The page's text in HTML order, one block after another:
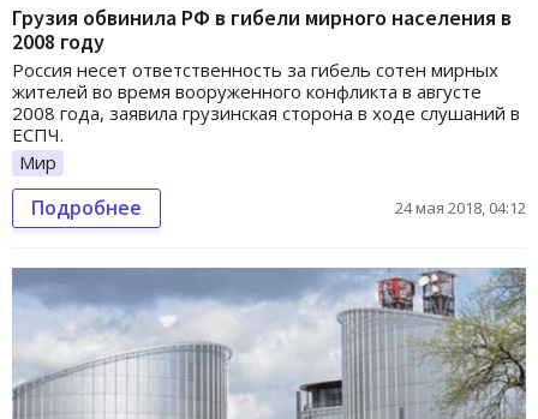
Грузия обвинила РФ в гибели мирного населения в
2008 году
Россия несет ответственность за гибель сотен мирных
жителей во время вооруженного конфликта в августе
2008 года, заявила грузинская сторона в ходе слушаний в
ЕСПЧ.
Мир
Подробнее 24 мая 2018, 04:12